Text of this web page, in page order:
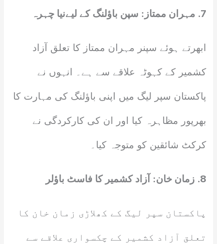
7. مہران ممتاز: سپن باؤلنگ کے لیےنیا چہرہ
ابھرتے ہوئے سپنر مہران ممتاز کا تعلق آزاد
کشمیر کے کہوٹہ علاقے سے ہے۔ انہوں نے
پاکستان سپر لیگ میں اپنی باؤلنگ کی مہارت کا
بھرپور مظاہرہ کیا اور ان کی کارکردگی نے
کرکٹ شائقین کو متوجہ کیا۔
8. زمان خان: آزاد کشمیر کا فاسٹ باؤلر
پاکستان سپر لیگ کے کھلاڑی زمان خان کا
تعلق آزاد کشمیر کے چکسواری علاقے سے